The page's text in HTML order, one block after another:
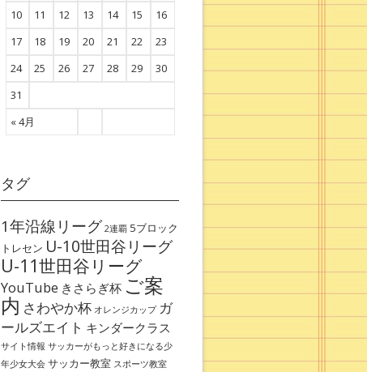
« 4月
10
11 12 13 14 15
16
17
18 19 20 21 22
23
24
25 26 27 28 29
30
31
タグ
1年沿線リーグ 2連覇 5ブロック
トレセン U-10世田谷リーグ
U-11世田谷リーグ
YouTube きさらぎ杯 ご案
内 さわやか杯 オレンジカップ ガ
ールズエイト キンダークラス
サイト情報 サッカーがもっと好きになる少
年少女大会 サッカー教室 スポーツ教室